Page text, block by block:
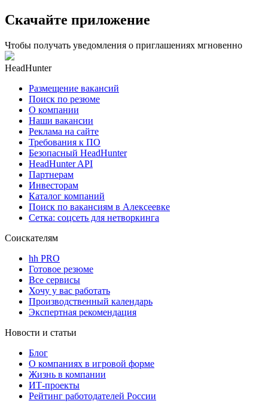
Скачайте приложение
Чтобы получать уведомления о приглашениях мгновенно
HeadHunter
Размещение вакансий
Поиск по резюме
О компании
Наши вакансии
Реклама на сайте
Требования к ПО
Безопасный HeadHunter
HeadHunter API
Партнерам
Инвесторам
Каталог компаний
Поиск по вакансиям в Алексеевке
Сетка: соцсеть для нетворкинга
Соискателям
hh PRO
Готовое резюме
Все сервисы
Хочу у вас работать
Производственный календарь
Экспертная рекомендация
Новости и статьи
Блог
О компаниях в игровой форме
Жизнь в компании
ИТ-проекты
Рейтинг работодателей России